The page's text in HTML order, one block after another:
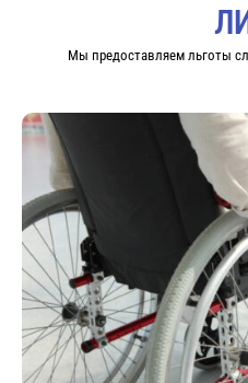
Мы предоставляем льготы